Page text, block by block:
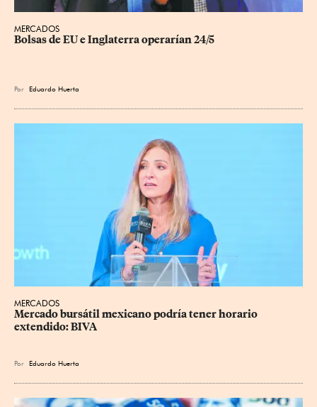
MERCADOS
Bolsas de EU e Inglaterra operarían 24/5
Por Eduardo Huerta
MERCADOS
Mercado bursátil mexicano podría tener horario
extendido: BIVA
Por Eduardo Huerta